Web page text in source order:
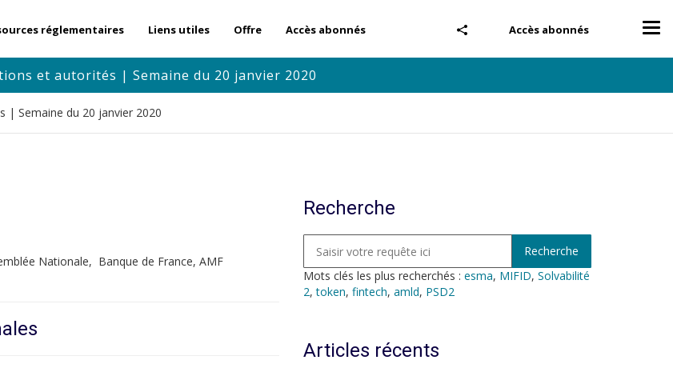
Accès abonnés
réglementaires Liens utiles Offre Accès abonnés
et autorités | Semaine du 20 janvier 2020
| Semaine du 20 janvier 2020
Nationale, Banque de France, AMF
Recherche
Mots clés les plus recherchés : esma, MIFID, Solvabilité
2,token, fintech, amld, PSD2
Articles récents